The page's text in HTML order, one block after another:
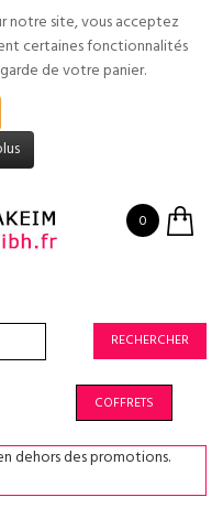
notre site, vous acceptez
certaines fonctionnalités
de votre panier.
0
RECHERCHER
COFFRETS
dehors des promotions.